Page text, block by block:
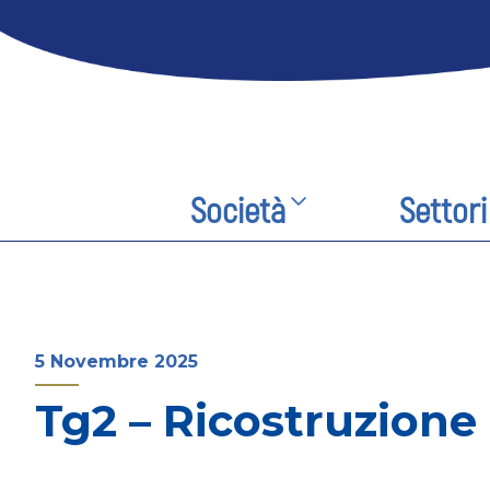
Società Settori
5 Novembre 2025
Tg2 –